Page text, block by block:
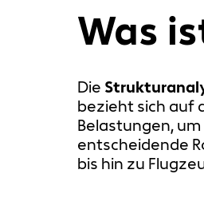
Was
Die
bezieht sich auf
Belastungen,
entscheidende
bis hin zu